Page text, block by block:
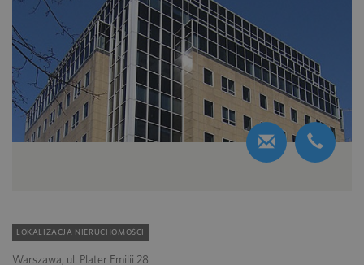
LOKALIZACJA NIERUCHOMOŚCI
Warszawa, ul. Plater Emilii 28